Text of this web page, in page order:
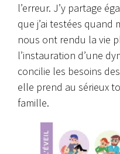
l’erreur. J’y partage
que j’ai testées
nous ont rendu la vie
l’instauration d’une
concilie les besoins
elle prend au sérieux
famille.